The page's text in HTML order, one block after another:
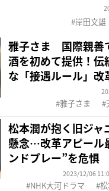
岸田文雄
雅子さま 国際親善
酒を初めて提供！伝
な「接遇ルール」改
雅子さま
松本潤が抱く旧ジャ
懸念…改革アピール
ンドプレー”を危惧
2023/12/06
NHK大河ドラマ